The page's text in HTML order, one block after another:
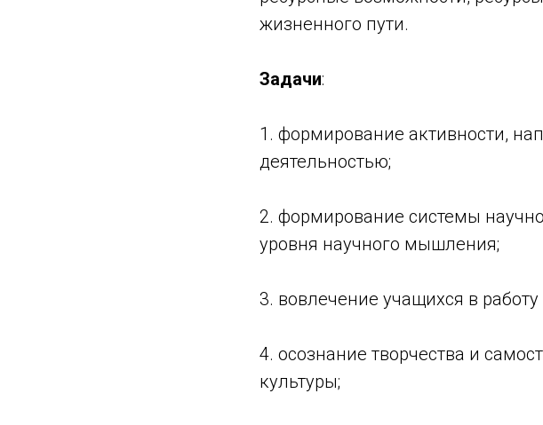
жизненного пути.
Задачи:
1. формирование активности,
деятельностью;
2. формирование системы
уровня научного мышления;
3. вовлечение учащихся в
4. осознание творчества и
культуры;